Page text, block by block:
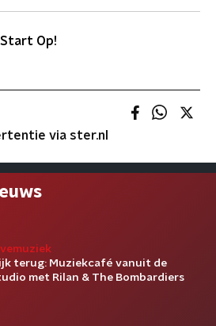
Op!
via ster.nl
terug: Muziekcafé vanuit de
met Rilan & The Bombardiers